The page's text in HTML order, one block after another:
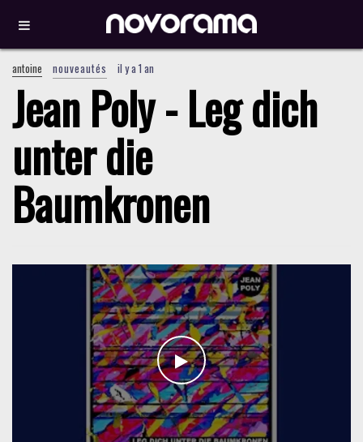
antoine nouveautés il y a 1 an
Jean Poly - Leg dich
unter die
Baumkronen
WATCH THE VIDEO